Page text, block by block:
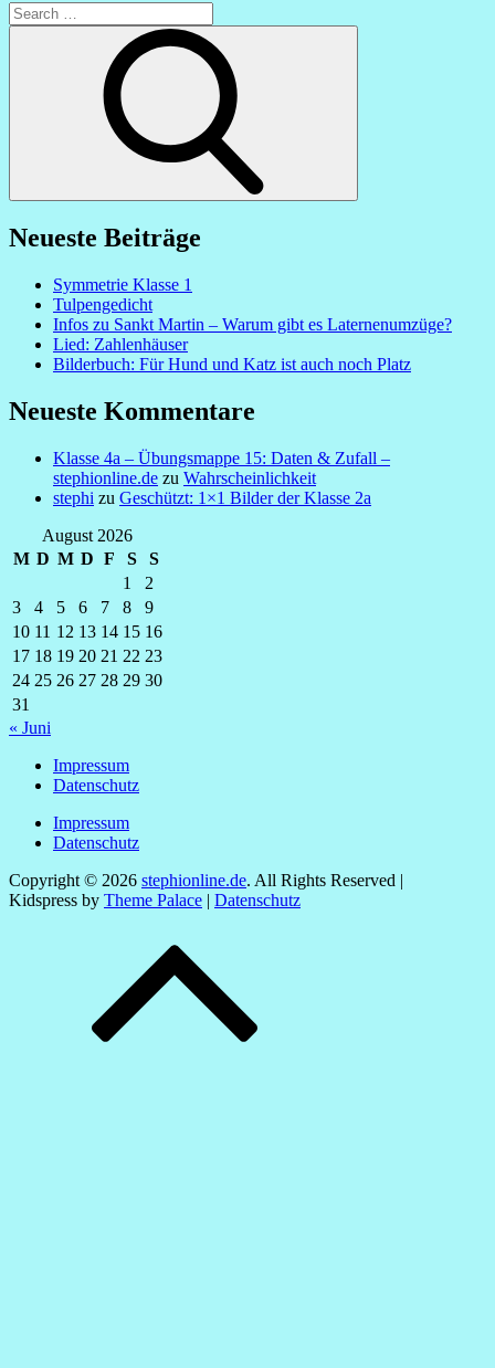
Search
for:
Neueste Beiträge
Symmetrie Klasse 1
Tulpengedicht
Infos zu Sankt Martin – Warum gibt es Laternenumzüge?
Lied: Zahlenhäuser
Bilderbuch: Für Hund und Katz ist auch noch Platz
Neueste Kommentare
Klasse 4a – Übungsmappe 15: Daten & Zufall –
stephionline.de zu Wahrscheinlichkeit
stephi zu Geschützt: 1×1 Bilder der Klasse 2a
August 2026
M D M D F S
S
1
2
3
4 5 6 7 8
9
10 11 12 13 14 15 16
17 18 19 20 21 22 23
24 25 26 27 28 29 30
31
« Juni
Impressum
Datenschutz
Impressum
Datenschutz
Copyright © 2026 stephionline.de. All Rights Reserved |
Kidspress by Theme Palace | Datenschutz